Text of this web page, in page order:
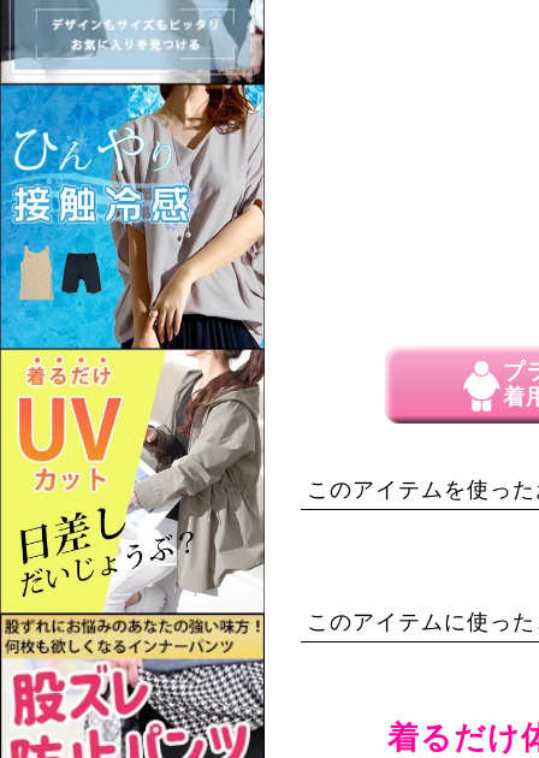
プ
着
このアイテムを使っ
このアイテムに使っ
着るだけ